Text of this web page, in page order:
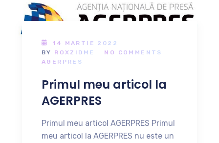
14 MARTIE 2022
BY ROXZIDME
NO COMMENTS
AGERPRES
Primul meu articol la
AGERPRES
Primul meu articol AGERPRES Primul
meu articol la AGERPRES nu este un